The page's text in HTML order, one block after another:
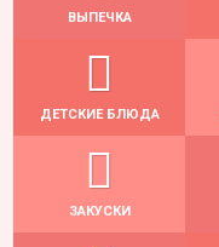
ВЫПЕЧКА
ДЕТСКИЕ БЛЮДА
ЗАКУСКИ